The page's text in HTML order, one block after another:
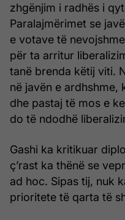
zhgënjim i radhës i
Paralajmërimet se
e votave të
për ta arritur
tanë brenda këtij viti.
në javën e ardhshme,
dhe pastaj të mos e
do të ndodhë
Gashi ka kritikuar
ç’rast ka thënë se
ad hoc. Sipas tij, nuk
prioritete të qarta të